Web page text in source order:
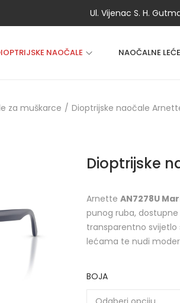
Ul. Vijenac S. H.
NAOČALE NAOČALNE LEĆE
za muškarce / Dioptrijske naočale
Dioptrijske
ArnetteAN7278U
punog ruba,
transparentno svijetlo
lećama te nudi
BOJA